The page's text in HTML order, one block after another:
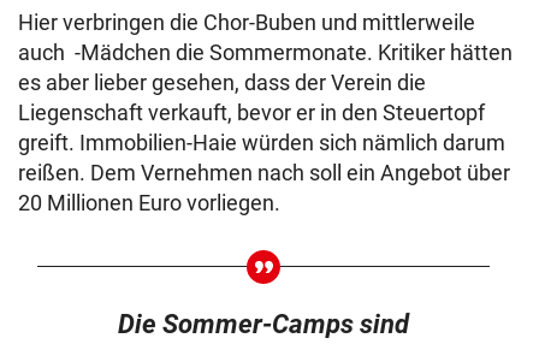
Hier verbringen die Chor-Buben und mittlerweile
auch -Mädchen die Sommermonate. Kritiker hätten
es aber lieber gesehen, dass der Verein die
Liegenschaft verkauft, bevor er in den Steuertopf
greift. Immobilien-Haie würden sich nämlich darum
reißen. Dem Vernehmen nach soll ein Angebot über
20 Millionen Euro vorliegen.
Die Sommer-Camps sind